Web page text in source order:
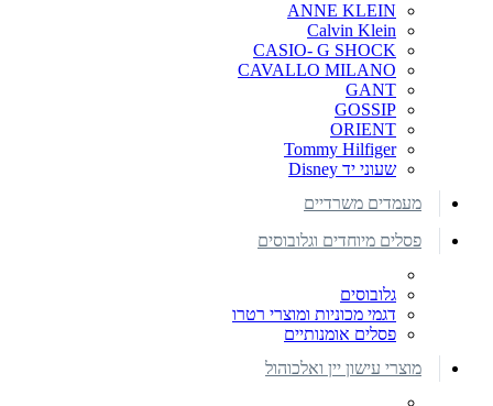
ANNE KLEIN
Calvin Klein
CASIO- G SHOCK
CAVALLO MILANO
GANT
GOSSIP
ORIENT
Tommy Hilfiger
שעוני יד Disney
מעמדים משרדיים
פסלים מיוחדים וגלובוסים
גלובוסים
דגמי מכוניות ומוצרי רטרו
פסלים אומנותיים
מוצרי עישון יין ואלכוהול